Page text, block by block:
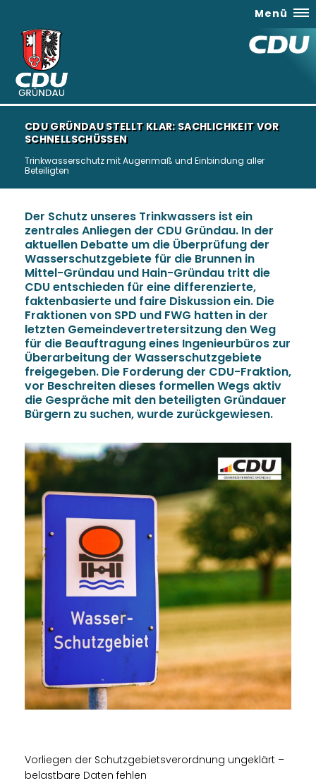
Menü
CDU GRÜNDAU STELLT KLAR: SACHLICHKEIT VOR
SCHNELLSCHÜSSEN
Trinkwasserschutz mit Augenmaß und Einbindung aller
Beteiligten
Der Schutz unseres Trinkwassers ist ein
zentrales Anliegen der CDU Gründau. In der
aktuellen Debatte um die Überprüfung der
Wasserschutzgebiete für die Brunnen in
Mittel-Gründau und Hain-Gründau tritt die
CDU entschieden für eine differenzierte,
faktenbasierte und faire Diskussion ein. Die
Fraktionen von SPD und FWG hatten in der
letzten Gemeindevertretersitzung den Weg
für die Beauftragung eines Ingenieurbüros zur
Überarbeitung der Wasserschutzgebiete
freigegeben. Die Forderung der CDU-Fraktion,
vor Beschreiten dieses formellen Wegs aktiv
die Gespräche mit den beteiligten Gründauer
Bürgern zu suchen, wurde zurückgewiesen.
Vorliegen der Schutzgebietsverordnung ungeklärt –
belastbare Daten fehlen